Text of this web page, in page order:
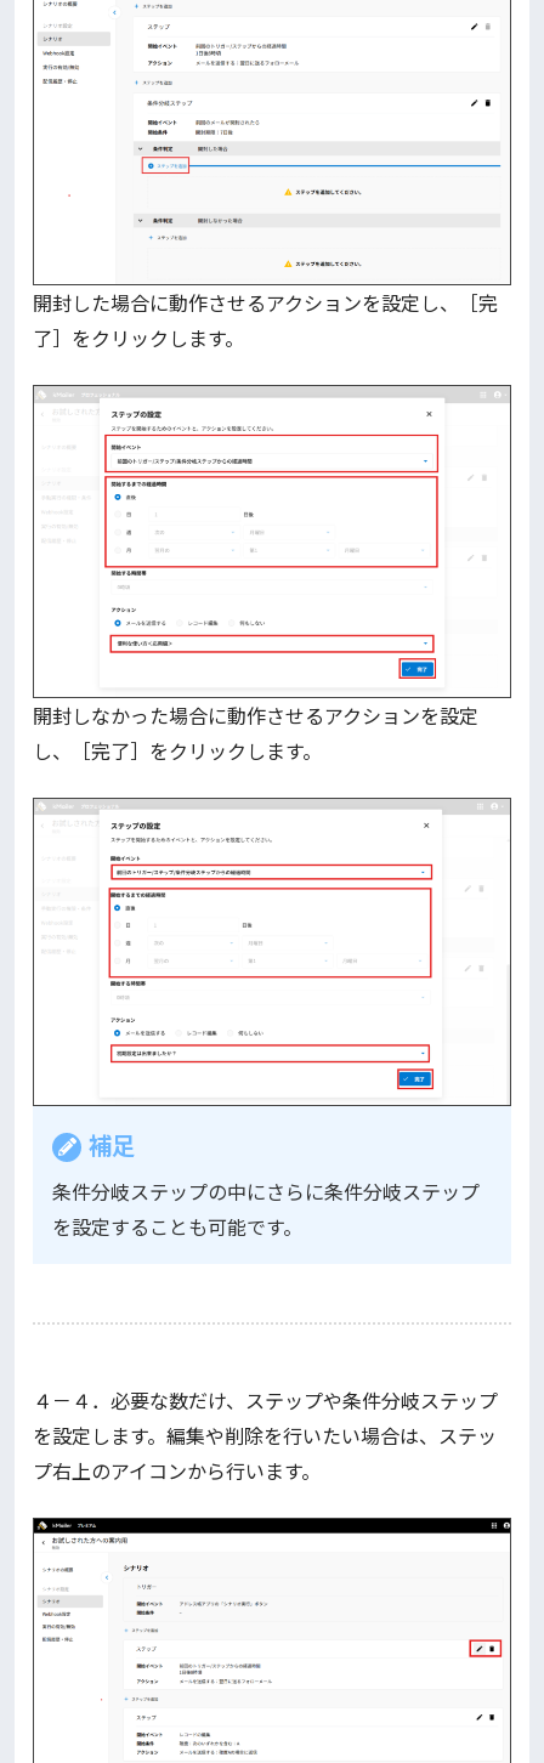
開封した場合に動作させるアクションを設定し、［完
了］をクリックします。
開封しなかった場合に動作させるアクションを設定
し、［完了］をクリックします。
補足
条件分岐ステップの中にさらに条件分岐ステップ
を設定することも可能です。
４－４．必要な数だけ、ステップや条件分岐ステップ
を設定します。編集や削除を行いたい場合は、ステッ
プ右上のアイコンから行います。